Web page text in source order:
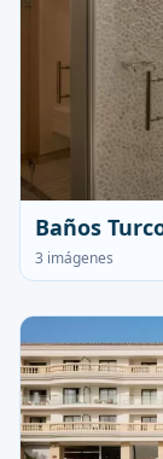
Baños
3 imágenes